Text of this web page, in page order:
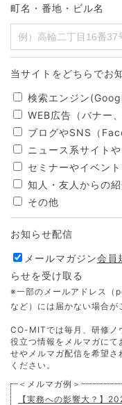
町名・番地・ビル名
当サイトをどちらでお
検索エンジン
WEB広告（バナー
ブログやSNS（
ニュース系サイト
セミナーやイベント
知人・友人からの紹
その他
お知らせ配信
メールマガジン会員
らせを受け取る
※一部のメールアドレス
など）には届かない場合が
CO-MITでは毎月、研修ノ
役立つ情報をメルマガに
せやメルマガ配信を希望
ください。
＜メルマガ例＞
【実務への影響大？】